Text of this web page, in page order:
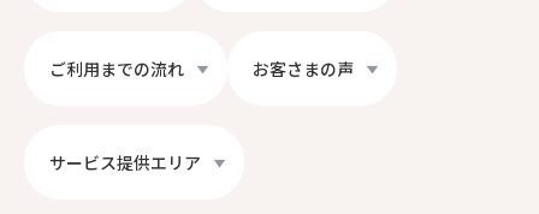
ご利用までの流れ お客さまの声
サービス提供エリア